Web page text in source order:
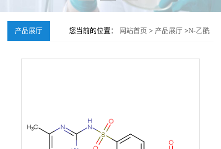
产品展厅 您当前的位置： 网站首页 > 产品展厅 >N-乙酰